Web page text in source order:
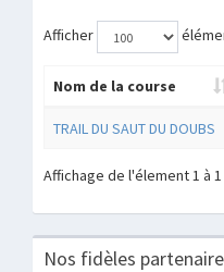
Afficher
Nom de la course
TRAIL DU SAUT DU DOUBS
Affichage de l'élement 1 à
Nos fidèles